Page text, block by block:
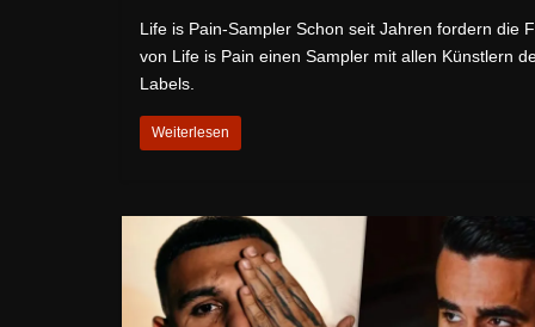
Life is Pain-Sampler Schon seit Jahren fordern die
von Life is Pain einen Sampler mit allen Künstlern
Labels.
Weiterlesen